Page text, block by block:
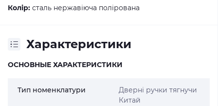
Колір: сталь нержавіюча полірована
Характеристики
ОСНОВНЫЕ ХАРАКТЕРИСТИКИ
Тип номенклатури
Дверні ручки тягнучи
Китай